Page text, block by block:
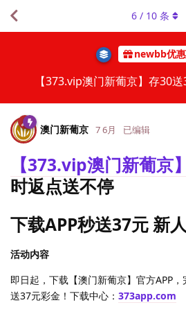
newbb优
【373.vip澳门新葡京】存30
6 / 10 条
澳门新葡京 7 6月 已编辑
【373.vip澳门新葡京】
时返点送不停
下载APP秒送37元 新
活动内容
即日起，下载【澳门新葡京】官方APP
送37元彩金！下载中心： 373app.com